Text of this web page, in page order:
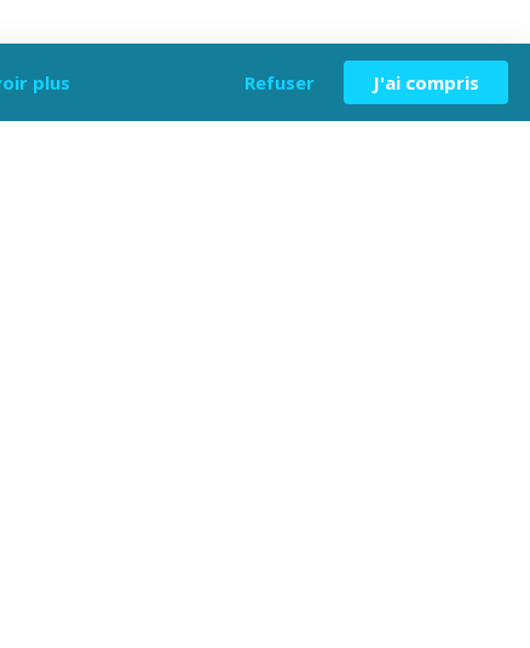
plus Refuser J'ai compris